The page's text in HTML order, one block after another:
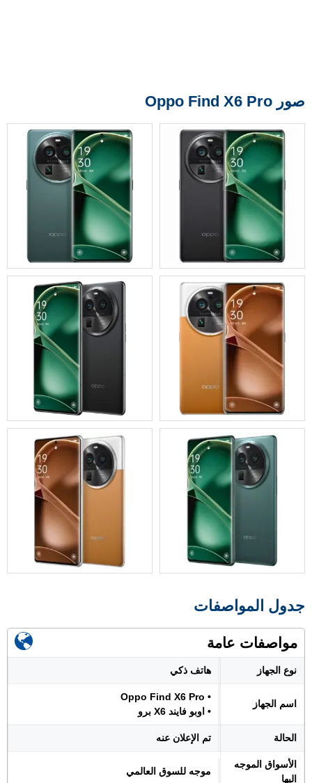
صور Oppo Find X6 Pro
جدول المواصفات
مواصفات عامة
نوع الجهاز هاتف ذكي
اسم الجهاز
• Oppo Find X6 Pro
• اوبو فايند X6 برو
الحالة تم الإعلان عنه
الأسواق الموجه
اليها
موجه للسوق العالمي